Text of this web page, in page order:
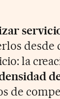
la
de